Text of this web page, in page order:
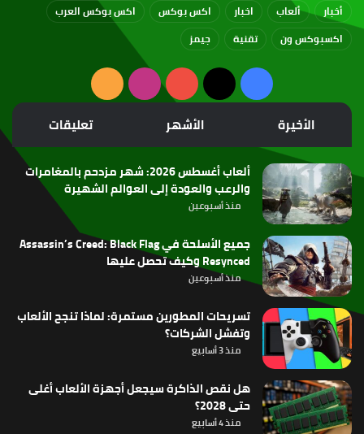
أخبار
ألعاب اخبار اكس بوكس
اكس بوكس العرب
اكسبوكس ون
تقنية جيمز
فيسبوك
‫X
‫YouTubeانستقرامملخص
الموقع
RSS
الأخيرة الأشهر تعليقات
ألعاب أغسطس 2026: شهر مزدحم بالمغامرات
والرعب والعودة إلى العوالم الشهيرة
منذ أسبوعين
جميع الأسلحة في Assassin’s Creed: Black Flag
Resynced وكيف تحصل عليها
منذ أسبوعين
تسريحات المطورين مستمرة: لماذا تنجح الألعاب
وتفشل الشركات؟
منذ 3 أسابيع
هل نقص الذاكرة سيجعل أجهزة الألعاب أغلى
حتى 2028؟
منذ 4 أسابيع